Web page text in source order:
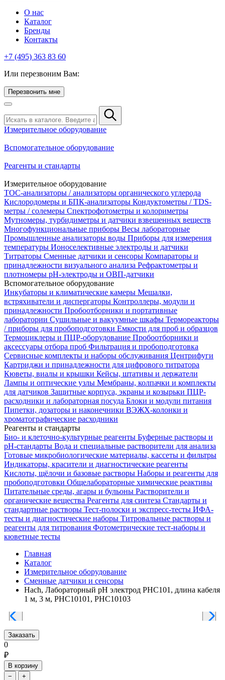
О нас
Каталог
Бренды
Контакты
+7 (495) 363 83 60
Или перезвоним Вам:
Перезвонить мне
Измерительное оборудование
Вспомогательное оборудование
Реагенты и стандарты
Измерительное оборудование
TOC-анализаторы / анализаторы органического углерода
Кислородомеры и БПК-анализаторы Кондуктометры / TDS-
метры / солемеры Спектрофотометры и колориметры
Мутномеры, турбидиметры и датчики взвешенных веществ
Многофункциональные приборы Весы лабораторные
Промышленные анализаторы воды Приборы для измерения
температуры Ионоселективные электроды и датчики
Титраторы Сменные датчики и сенсоры Компараторы и
принадлежности визуального анализа Рефрактометры и
плотномеры pH-электроды и ОВП-датчики
Вспомогательное оборудование
Инкубаторы и климатические камеры Мешалки,
встряхиватели и диспергаторы Контроллеры, модули и
принадлежности Пробоотборники и портативные
лаборатории Сушильные и вакуумные шкафы Термореакторы
/ приборы для пробоподготовки Емкости для проб и образцов
Термоциклеры и ПЦР-оборудование Пробоотборники и
аксессуары отбора проб Фильтрация и пробоподготовка
Сервисные комплекты и наборы обслуживания Центрифуги
Картриджи и принадлежности для цифрового титратора
Кюветы, виалы и крышки Кейсы, штативы и держатели
Лампы и оптические узлы Мембраны, колпачки и комплекты
для датчиков Защитные корпуса, экраны и козырьки ПЦР-
расходники и лабораторная посуда Блоки и модули питания
Пипетки, дозаторы и наконечники ВЭЖХ-колонки и
хроматографические расходники
Реагенты и стандарты
Био- и клеточно-культурные реагенты Буферные растворы и
pH-стандарты Вода и специальные растворители для анализа
Готовые микробиологические материалы, кассеты и фильтры
Индикаторы, красители и диагностические реагенты
Кислоты, щёлочи и базовые растворы Наборы и реагенты для
пробоподготовки Общелабораторные химические реактивы
Питательные среды, агары и бульоны Растворители и
органические вещества Реагенты для синтеза Стандарты и
стандартные растворы Тест-полоски и экспресс-тесты ИФА-
тесты и диагностические наборы Титровальные растворы и
реагенты для титрования Фотометрические тест-наборы и
кюветные тесты
Главная
Каталог
Измерительное оборудование
Сменные датчики и сенсоры
Hach, Лабораторный pH электрод PHC101, длина кабеля
1 м, 3 м, PHC10101, PHC10103
Заказать
0
₽
В корзину
−
+